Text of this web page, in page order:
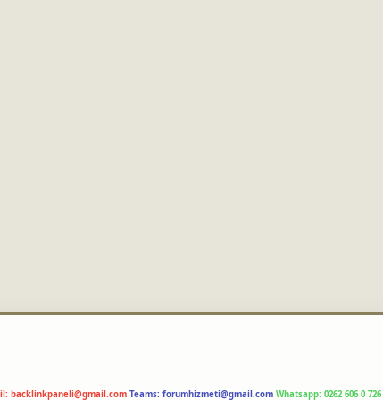
backlinkpaneli@gmail.com Teams: forumhizmeti@gmail.com Whatsapp: 0262 606 0 726